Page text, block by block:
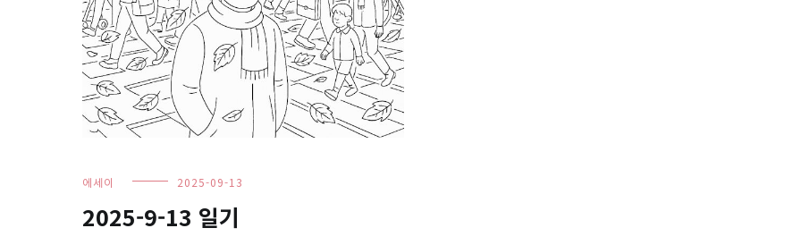
에세이 2025-09-13
2025-9-13 일기